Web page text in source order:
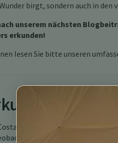
birgt, sondern auch in den
unserem nächsten
erkunden!
lesen Sie bitte unseren
Rica
in Costa Rica